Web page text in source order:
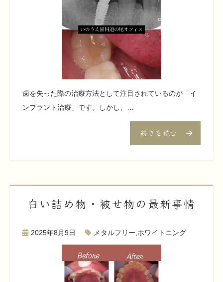
歯を失った際の治療方法として注目されているのが「イ
ンプラント治療」です。しかし、…
続きを読む
白い詰め物・被せ物の最新事情
2025年8月9日 メタルフリー ホワイトニング